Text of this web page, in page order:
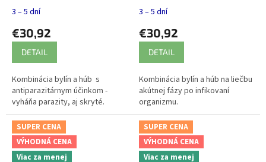
Mycomedica
3 – 5 dní
€30,92
DETAIL
Kombinácia bylín a húb s
antiparazitárnym účinkom -
vyháňa parazity, aj skryté.
Mycomedica
3 – 5 dní
€30,92
DETAIL
Kombinácia bylín a húb na liečbu
akútnej fázy po infikovaní
organizmu.
SUPER CENA
VÝHODNÁ CENA
Viac za menej
SUPER CENA
VÝHODNÁ CENA
Viac za menej